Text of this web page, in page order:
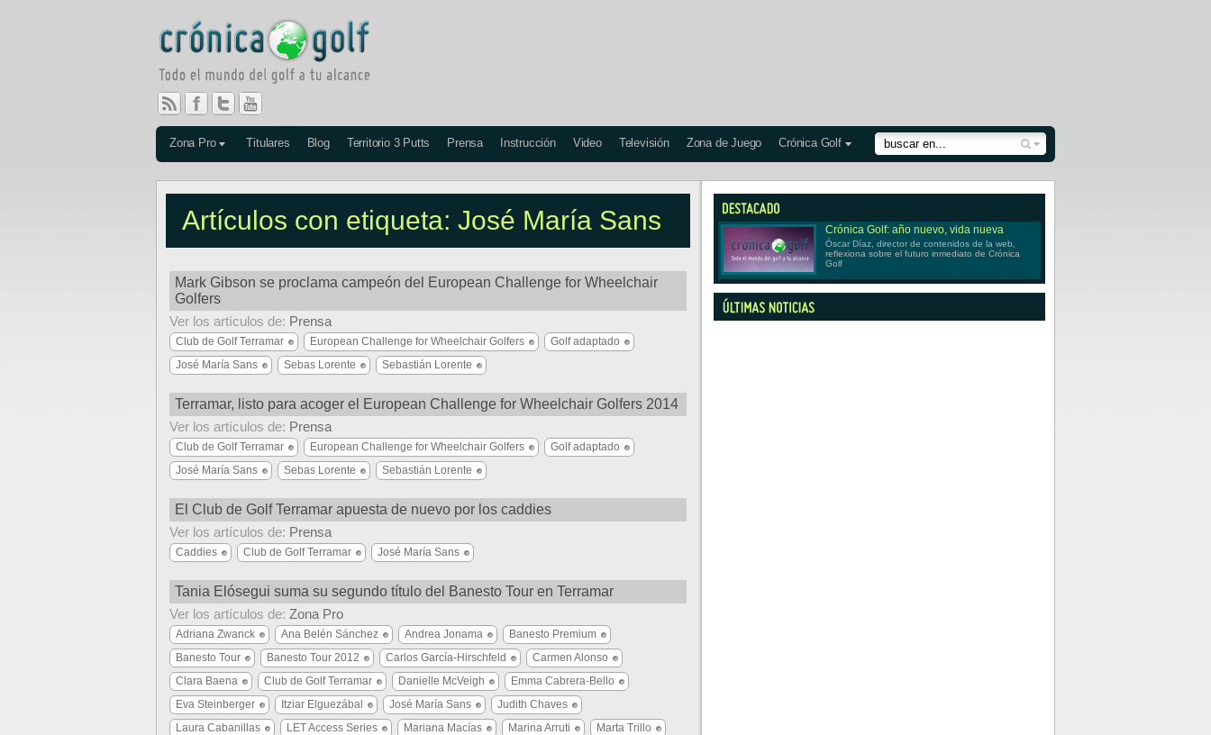
Zona Pro Titulares Blog Territorio 3 Putts Prensa Instrucción Video Televisión Zona de Juego Crónica Golf
Artículos con etiqueta: José María Sans
Mark Gibson se proclama campeón del European Challenge for Wheelchair
Golfers
Ver los artículos de: Prensa
Club de Golf Terramar European Challenge for Wheelchair Golfers
Golf adaptado
José María Sans
Sebas Lorente Sebastián Lorente
Terramar, listo para acoger el European Challenge for Wheelchair Golfers 2014
Ver los artículos de: Prensa
Club de Golf Terramar European Challenge for Wheelchair Golfers
Golf adaptado
José María Sans
Sebas Lorente Sebastián Lorente
El Club de Golf Terramar apuesta de nuevo por los caddies
Ver los artículos de: Prensa
Caddies Club de Golf Terramar José María Sans
Tania Elósegui suma su segundo título del Banesto Tour en Terramar
Ver los artículos de: Zona Pro
Adriana Zwanck Ana Belén Sánchez Andrea Jonama
Banesto Premium
Banesto Tour
Banesto Tour 2012 Carlos García-Hirschfeld
Carmen Alonso
Clara Baena
Club de Golf Terramar Danielle McVeigh
Emma Cabrera-Bello
Eva Steinberger
Itziar Elguezábal José María Sans
Judith Chaves
Laura Cabanillas
LET Access Series Mariana Macías Marina Arruti
Marta Trillo
Crónica Golf: año nuevo, vida nueva
Óscar Díaz, director de contenidos de la web,
reflexiona sobre el futuro inmediato de Crónica
Golf